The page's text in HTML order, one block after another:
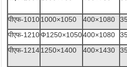
पीएफ-10101000×1050 400×1080
पीएफ-1210Φ1250×1050400×1080
पीएफ-12141250×1400 400×1430